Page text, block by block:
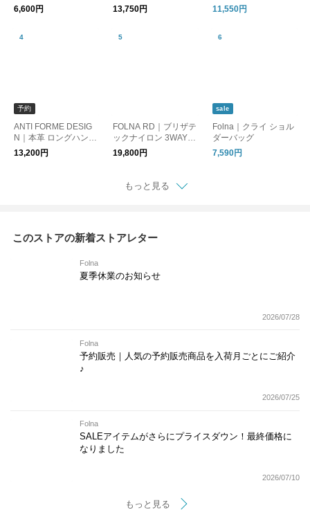
6,600円
箔“レザー スマートL
ファスナー長財布
13,750円
禅”チェック柄 本革が
ま口長財布
11,550円
予約
ANTI FORME DESIG
N｜本革 ロングハンド
ル・横長シルエット
レザーボストンバッグ
13,200円
FOLNA RD｜ブリザテ
ックナイロン 3WAYシ
ョルダーバッグ
19,800円
sale
Folna｜クライ ショル
ダーバッグ
7,590円
もっと見る
このストアの新着ストアレター
Folna
夏季休業のお知らせ
2026/07/28
Folna
予約販売｜人気の予約販売商品を入荷月ごとにご紹介
♪
2026/07/25
Folna
SALEアイテムがさらにプライスダウン！最終価格に
なりました
2026/07/10
もっと見る